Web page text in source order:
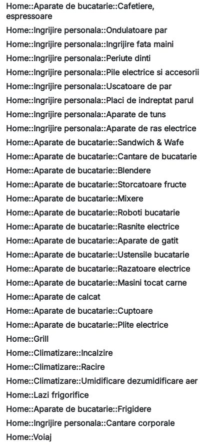
Home::Aparate de bucatarie::Cafetiere,
espressoare
Home::Ingrijire personala::Ondulatoare par
Home::Ingrijire personala::Ingrijire fata maini
Home::Ingrijire personala::Periute dinti
Home::Ingrijire personala::Pile electrice si accesorii
Home::Ingrijire personala::Uscatoare de par
Home::Ingrijire personala::Placi de indreptat parul
Home::Ingrijire personala::Aparate de tuns
Home::Ingrijire personala::Aparate de ras electrice
Home::Aparate de bucatarie::Sandwich & Wafe
Home::Aparate de bucatarie::Cantare de bucatarie
Home::Aparate de bucatarie::Blendere
Home::Aparate de bucatarie::Storcatoare fructe
Home::Aparate de bucatarie::Mixere
Home::Aparate de bucatarie::Roboti bucatarie
Home::Aparate de bucatarie::Rasnite electrice
Home::Aparate de bucatarie::Aparate de gatit
Home::Aparate de bucatarie::Ustensile bucatarie
Home::Aparate de bucatarie::Razatoare electrice
Home::Aparate de bucatarie::Masini tocat carne
Home::Aparate de calcat
Home::Aparate de bucatarie::Cuptoare
Home::Aparate de bucatarie::Plite electrice
Home::Grill
Home::Climatizare::Incalzire
Home::Climatizare::Racire
Home::Climatizare::Umidificare dezumidificare aer
Home::Lazi frigorifice
Home::Aparate de bucatarie::Frigidere
Home::Ingrijire personala::Cantare corporale
Home::Voiaj